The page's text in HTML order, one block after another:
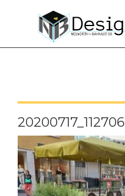
20200717_112706